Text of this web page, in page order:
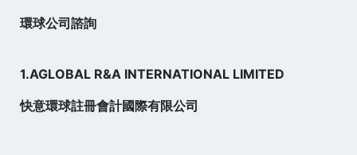
環球公司諮詢
1.AGLOBAL R&A INTERNATIONAL LIMITED
快意環球註冊會計國際有限公司